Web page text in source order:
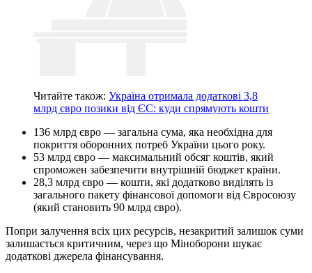
Читайте також: Україна отримала додаткові 3,8
млрд євро позики від ЄС: куди спрямують кошти
136 млрд євро — загальна сума, яка необхідна для
покриття оборонних потреб України цього року.
53 млрд євро — максимальний обсяг коштів, який
спроможен забезпечити внутрішній бюджет країни.
28,3 млрд євро — кошти, які додатково виділять із
загального пакету фінансової допомоги від Євросоюзу
(який становить 90 млрд євро).
Попри залучення всіх цих ресурсів, незакритий залишок суми
залишається критичним, через що Міноборони шукає
додаткові джерела фінансування.